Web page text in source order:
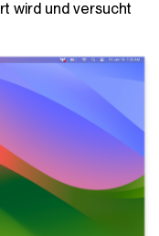
wird und versucht